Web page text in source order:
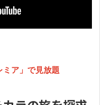
ミア」で見放題